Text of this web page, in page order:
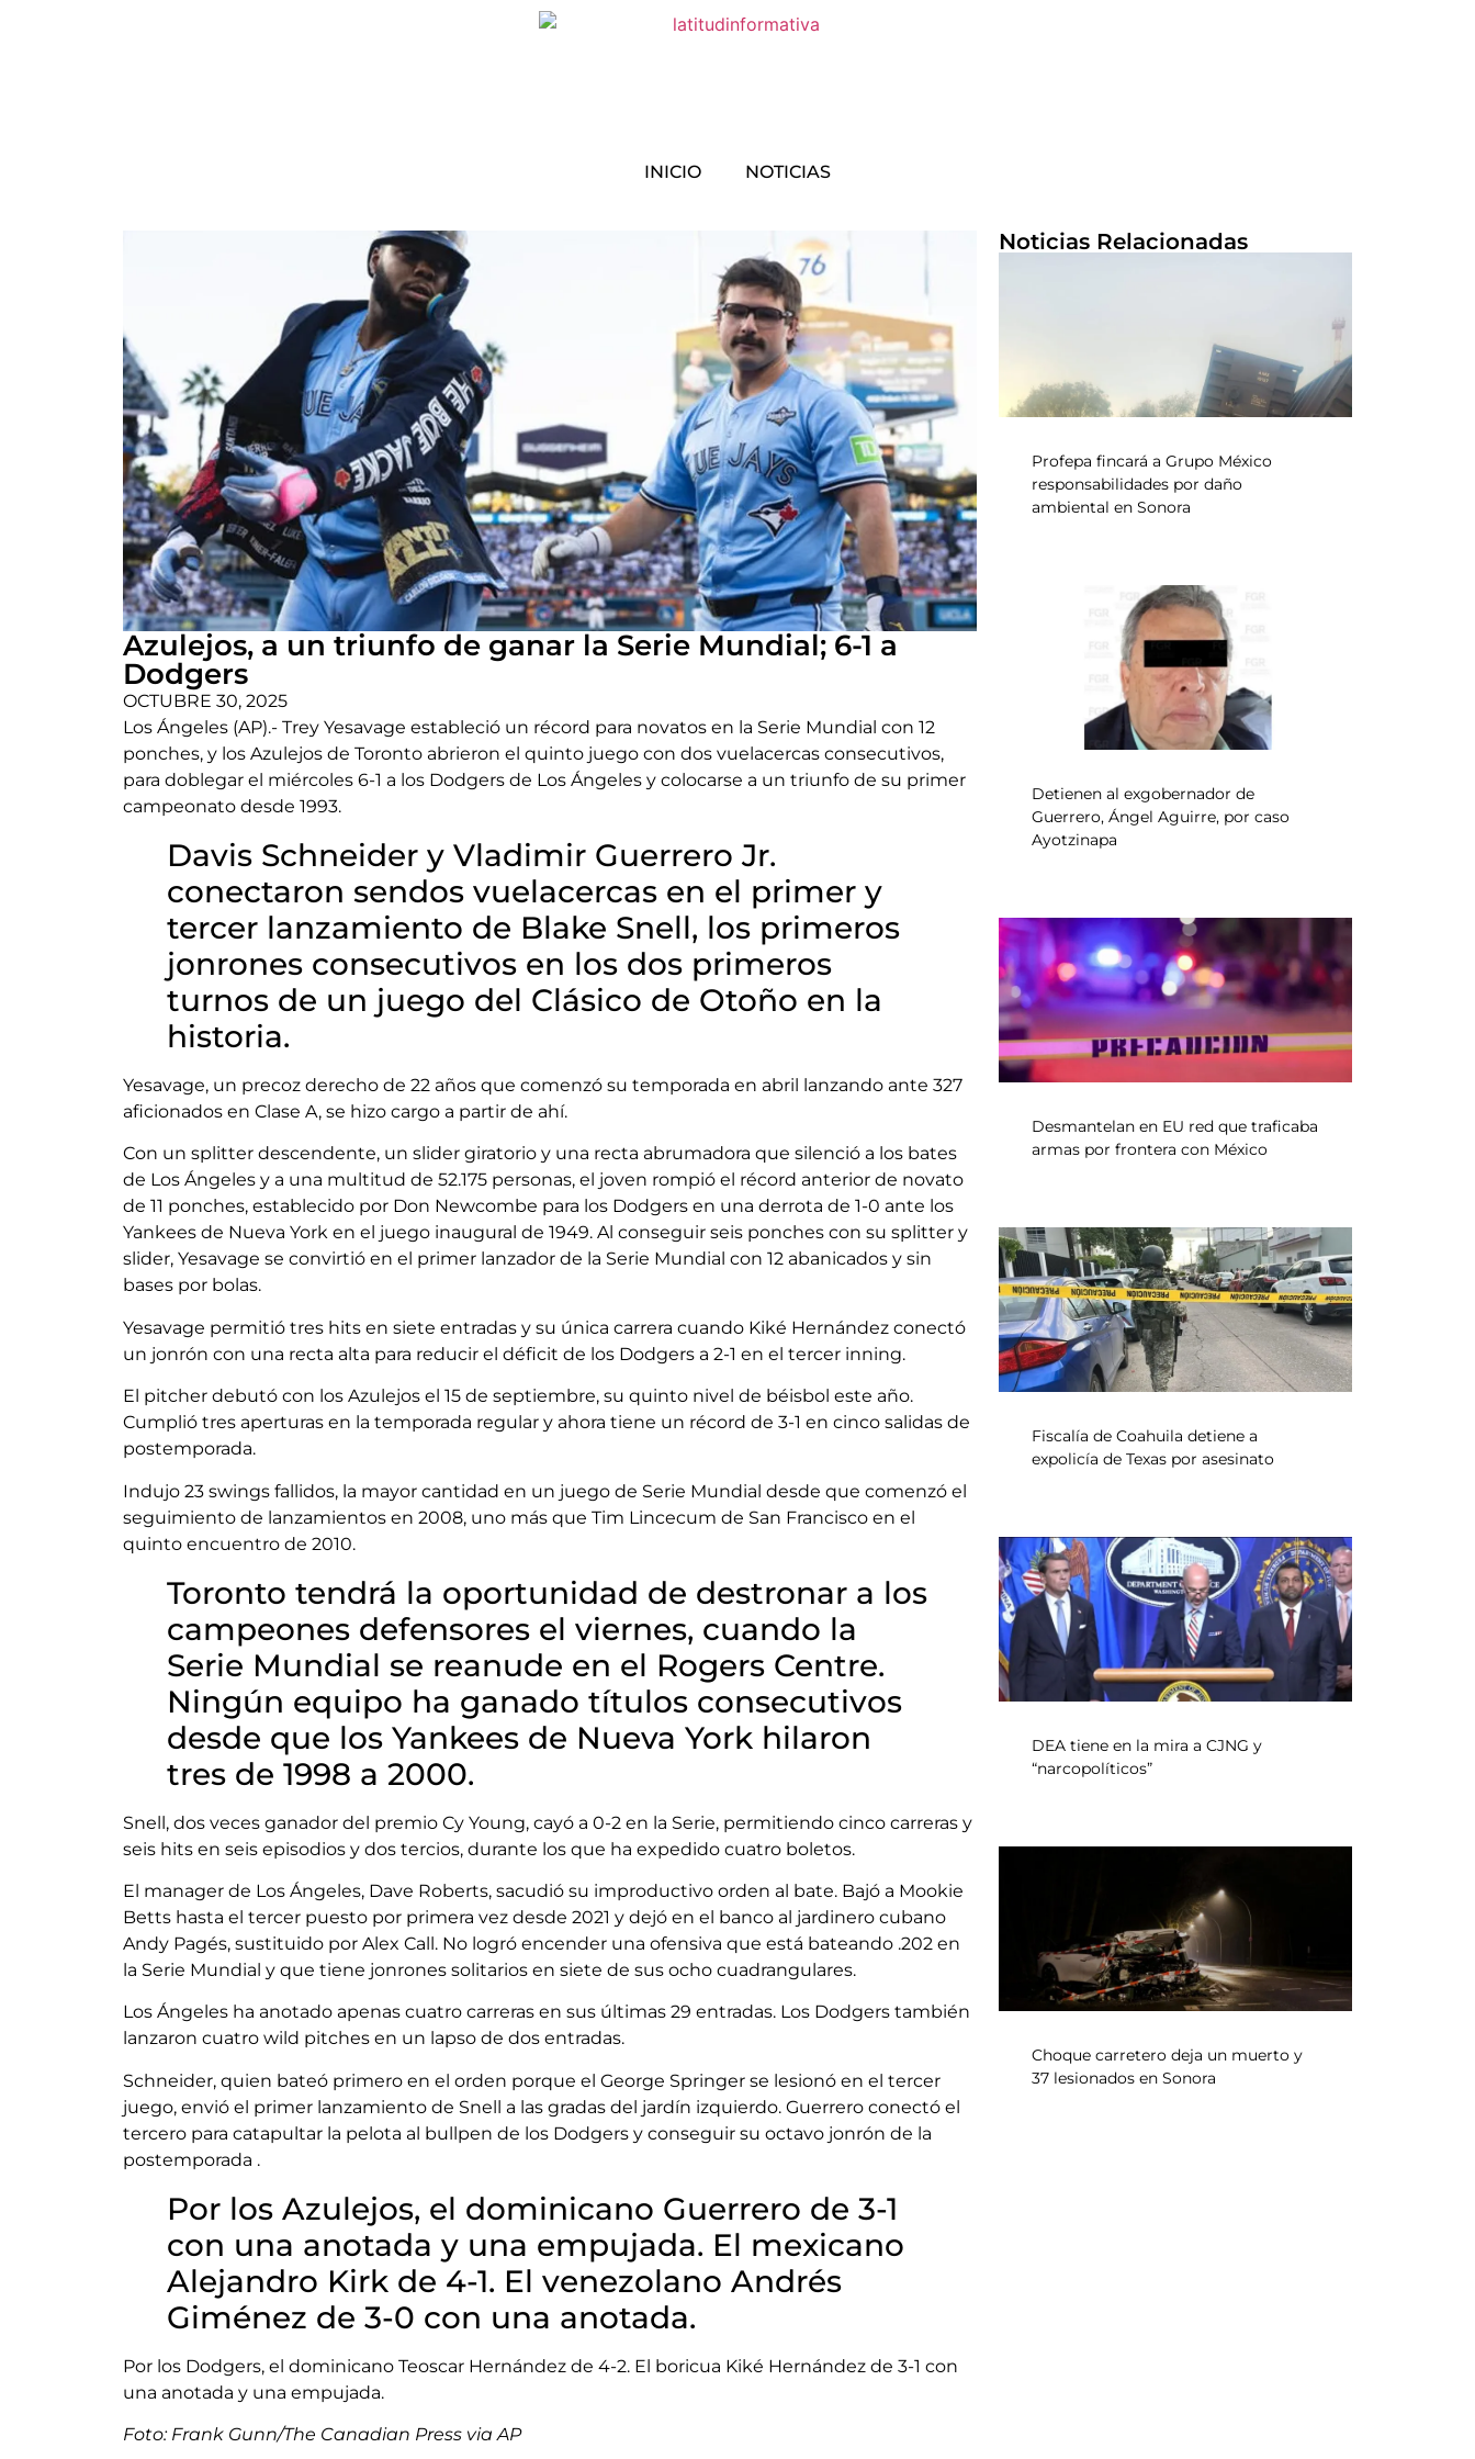
INICIO NOTICIAS
Azulejos, a un triunfo de ganar la Serie Mundial; 6-1 a
Dodgers
OCTUBRE 30, 2025
Los Ángeles (AP).- Trey Yesavage estableció un récord para novatos en la Serie Mundial con 12
ponches, y los Azulejos de Toronto abrieron el quinto juego con dos vuelacercas consecutivos,
para doblegar el miércoles 6-1 a los Dodgers de Los Ángeles y colocarse a un triunfo de su primer
campeonato desde 1993.
Davis Schneider y Vladimir Guerrero Jr.
conectaron sendos vuelacercas en el primer y
tercer lanzamiento de Blake Snell, los primeros
jonrones consecutivos en los dos primeros
turnos de un juego del Clásico de Otoño en la
historia.
Yesavage, un precoz derecho de 22 años que comenzó su temporada en abril lanzando ante 327
aficionados en Clase A, se hizo cargo a partir de ahí.
Con un splitter descendente, un slider giratorio y una recta abrumadora que silenció a los bates
de Los Ángeles y a una multitud de 52.175 personas, el joven rompió el récord anterior de novato
de 11 ponches, establecido por Don Newcombe para los Dodgers en una derrota de 1-0 ante los
Yankees de Nueva York en el juego inaugural de 1949. Al conseguir seis ponches con su splitter y
slider, Yesavage se convirtió en el primer lanzador de la Serie Mundial con 12 abanicados y sin
bases por bolas.
Yesavage permitió tres hits en siete entradas y su única carrera cuando Kiké Hernández conectó
un jonrón con una recta alta para reducir el déficit de los Dodgers a 2-1 en el tercer inning.
El pitcher debutó con los Azulejos el 15 de septiembre, su quinto nivel de béisbol este año.
Cumplió tres aperturas en la temporada regular y ahora tiene un récord de 3-1 en cinco salidas de
postemporada.
Indujo 23 swings fallidos, la mayor cantidad en un juego de Serie Mundial desde que comenzó el
seguimiento de lanzamientos en 2008, uno más que Tim Lincecum de San Francisco en el
quinto encuentro de 2010.
Toronto tendrá la oportunidad de destronar a los
campeones defensores el viernes, cuando la
Serie Mundial se reanude en el Rogers Centre.
Ningún equipo ha ganado títulos consecutivos
desde que los Yankees de Nueva York hilaron
tres de 1998 a 2000.
Snell, dos veces ganador del premio Cy Young, cayó a 0-2 en la Serie, permitiendo cinco carreras y
seis hits en seis episodios y dos tercios, durante los que ha expedido cuatro boletos.
El manager de Los Ángeles, Dave Roberts, sacudió su improductivo orden al bate. Bajó a Mookie
Betts hasta el tercer puesto por primera vez desde 2021 y dejó en el banco al jardinero cubano
Andy Pagés, sustituido por Alex Call. No logró encender una ofensiva que está bateando .202 en
la Serie Mundial y que tiene jonrones solitarios en siete de sus ocho cuadrangulares.
Los Ángeles ha anotado apenas cuatro carreras en sus últimas 29 entradas. Los Dodgers también
lanzaron cuatro wild pitches en un lapso de dos entradas.
Schneider, quien bateó primero en el orden porque el George Springer se lesionó en el tercer
juego, envió el primer lanzamiento de Snell a las gradas del jardín izquierdo. Guerrero conectó el
tercero para catapultar la pelota al bullpen de los Dodgers y conseguir su octavo jonrón de la
postemporada .
Por los Azulejos, el dominicano Guerrero de 3-1
con una anotada y una empujada. El mexicano
Alejandro Kirk de 4-1. El venezolano Andrés
Giménez de 3-0 con una anotada.
Por los Dodgers, el dominicano Teoscar Hernández de 4-2. El boricua Kiké Hernández de 3-1 con
una anotada y una empujada.
Foto: Frank Gunn/The Canadian Press via AP
Noticias Relacionadas
Profepa fincará a Grupo México
responsabilidades por daño
ambiental en Sonora
Detienen al exgobernador de
Guerrero, Ángel Aguirre, por caso
Ayotzinapa
Desmantelan en EU red que traficaba
armas por frontera con México
Fiscalía de Coahuila detiene a
expolicía de Texas por asesinato
DEA tiene en la mira a CJNG y
“narcopolíticos”
Choque carretero deja un muerto y
37 lesionados en Sonora